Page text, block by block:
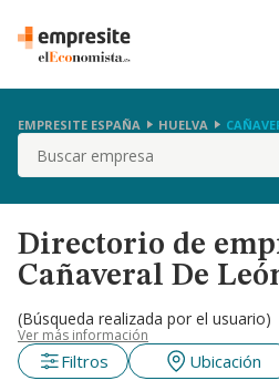
EMPRESITE ESPAÑA HUELVA
Buscar
Directorio de
Cañaveral De
(Búsqueda realizada por el usuario)
Ver más información
Filtros Ubicación